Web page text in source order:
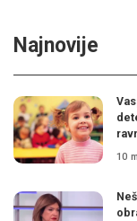
Najnovije
10